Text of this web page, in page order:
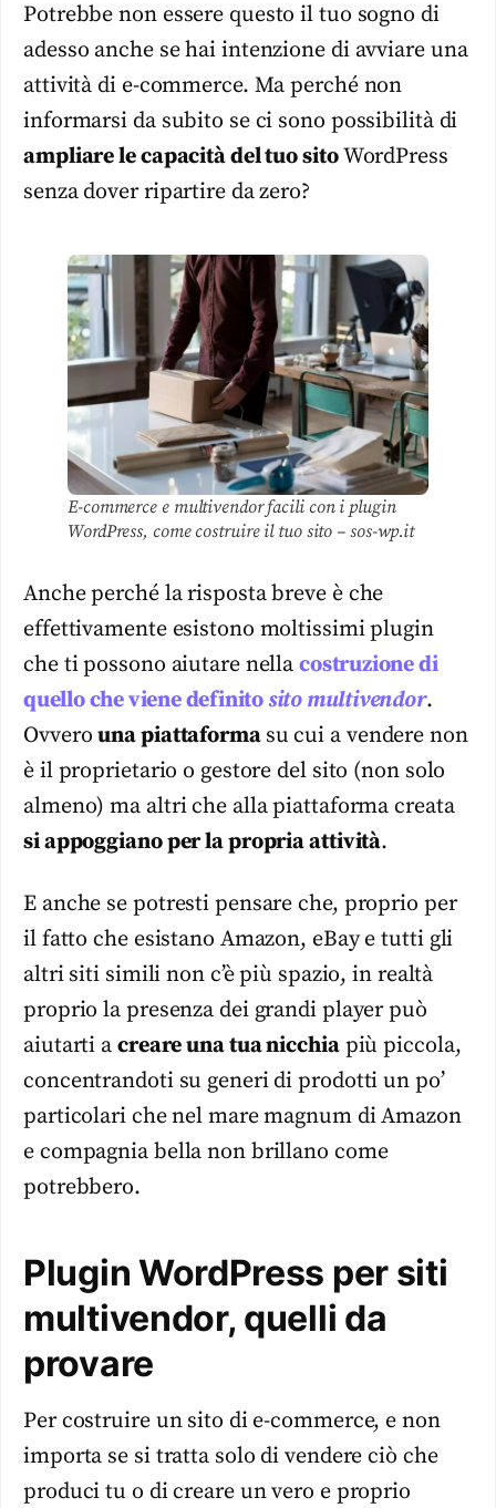
Potrebbe non essere questo il tuo sogno di
adesso anche se hai intenzione di avviare una
attività di e-commerce. Ma perché non
informarsi da subito se ci sono possibilità di
ampliare le capacità del tuo sitoWordPress
senza dover ripartire da zero?
E-commerce e multivendor facili con i plugin
WordPress, come costruire il tuo sito – sos-wp.it
Anche perché la risposta breve è che
effettivamente esistono moltissimi plugin
che ti possono aiutare nellacostruzione di
quello che viene definitosito multivendor.
Ovverouna piattaforma su cui a vendere non
è il proprietario o gestore del sito (non solo
almeno) ma altri che alla piattaforma creata
si appoggiano per la propria attività.
E anche se potresti pensare che, proprio per
il fatto che esistano Amazon, eBay e tutti gli
altri siti simili non c’è più spazio, in realtà
proprio la presenza dei grandi player può
aiutarti a creare una tua nicchiapiù piccola,
concentrandoti su generi di prodotti un po’
particolari che nel mare magnum di Amazon
e compagnia bella non brillano come
potrebbero.
Plugin WordPress per siti
multivendor, quelli da
provare
Per costruire un sito di e-commerce, e non
importa se si tratta solo di vendere ciò che
produci tu o di creare un vero e proprio